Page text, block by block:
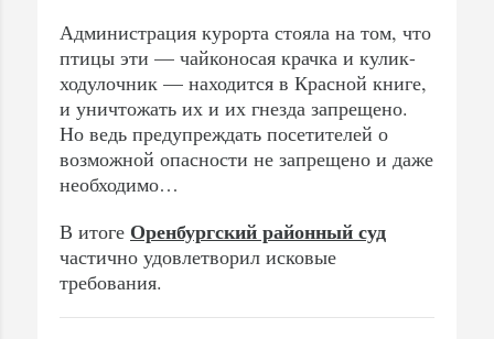
Администрация курорта стояла на том, что
птицы эти — чайконосая крачка и кулик-
ходулочник — находится в Красной книге,
и уничтожать их и их гнезда запрещено.
Но ведь предупреждать посетителей о
возможной опасности не запрещено и даже
необходимо…
В итоге Оренбургский районный суд
частично удовлетворил исковые
требования.